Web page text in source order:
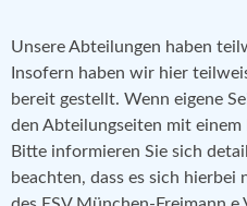
Unsere Abteilungen haben
Insofern haben wir hier
bereit gestellt. Wenn eigene
den Abteilungseiten mit
Bitte informieren Sie sich
beachten, dass es sich